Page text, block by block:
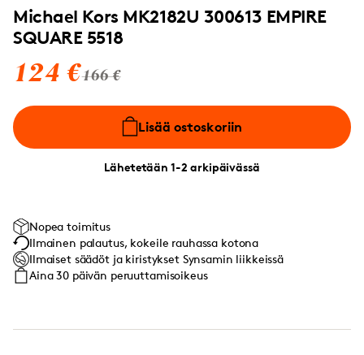
Michael Kors MK2182U 300613 EMPIRE
SQUARE 5518
124 €166 €
Lisää ostoskoriin
Lähetetään 1-2 arkipäivässä
Nopea toimitus
Ilmainen palautus, kokeile rauhassa kotona
Ilmaiset säädöt ja kiristykset Synsamin liikkeissä
Aina 30 päivän peruuttamisoikeus